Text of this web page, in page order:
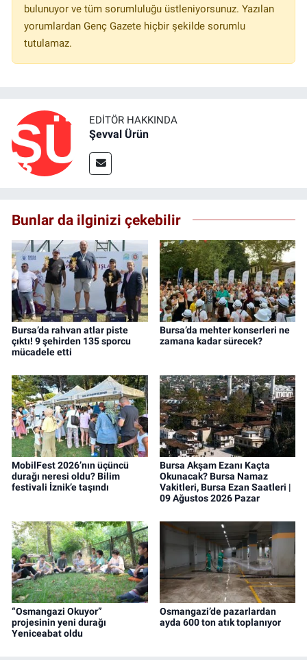
bulunuyor ve tüm sorumluluğu üstleniyorsunuz. Yazılan
yorumlardan Genç Gazete hiçbir şekilde sorumlu
tutulamaz.
EDITÖR HAKKINDA
Şevval Ürün
Bunlar da ilginizi çekebilir
Bursa’da rahvan atlar piste
çıktı! 9 şehirden 135 sporcu
mücadele etti
Bursa’da mehter konserleri ne
zamana kadar sürecek?
MobilFest 2026’nın üçüncü
durağı neresi oldu? Bilim
festivali İznik’e taşındı
Bursa Akşam Ezanı Kaçta
Okunacak? Bursa Namaz
Vakitleri, Bursa Ezan Saatleri |
09 Ağustos 2026 Pazar
“Osmangazi Okuyor”
projesinin yeni durağı
Yeniceabat oldu
Osmangazi’de pazarlardan
ayda 600 ton atık toplanıyor